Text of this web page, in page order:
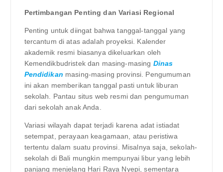
Pertimbangan Penting dan Variasi Regional
Penting untuk diingat bahwa tanggal-tanggal yang
tercantum di atas adalah proyeksi. Kalender
akademik resmi biasanya dikeluarkan oleh
Kemendikbudristek dan masing-masing Dinas
Pendidikan masing-masing provinsi. Pengumuman
ini akan memberikan tanggal pasti untuk liburan
sekolah. Pantau situs web resmi dan pengumuman
dari sekolah anak Anda.
Variasi wilayah dapat terjadi karena adat istiadat
setempat, perayaan keagamaan, atau peristiwa
tertentu dalam suatu provinsi. Misalnya saja, sekolah-
sekolah di Bali mungkin mempunyai libur yang lebih
panjang menjelang Hari Raya Nyepi, sementara